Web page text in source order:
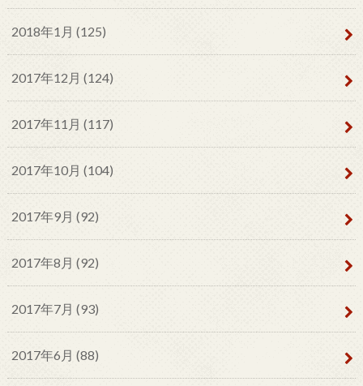
2018年1月 (125)
2017年12月 (124)
2017年11月 (117)
2017年10月 (104)
2017年9月 (92)
2017年8月 (92)
2017年7月 (93)
2017年6月 (88)